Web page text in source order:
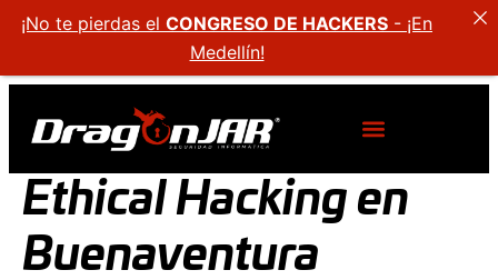
Ethical Hacking en
Buenaventura
¡No te pierdas el CONGRESO DE HACKERS - ¡En
Medellín!